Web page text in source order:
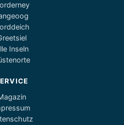
Inseln